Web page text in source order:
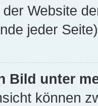
Website
jeder
Bild unter
können